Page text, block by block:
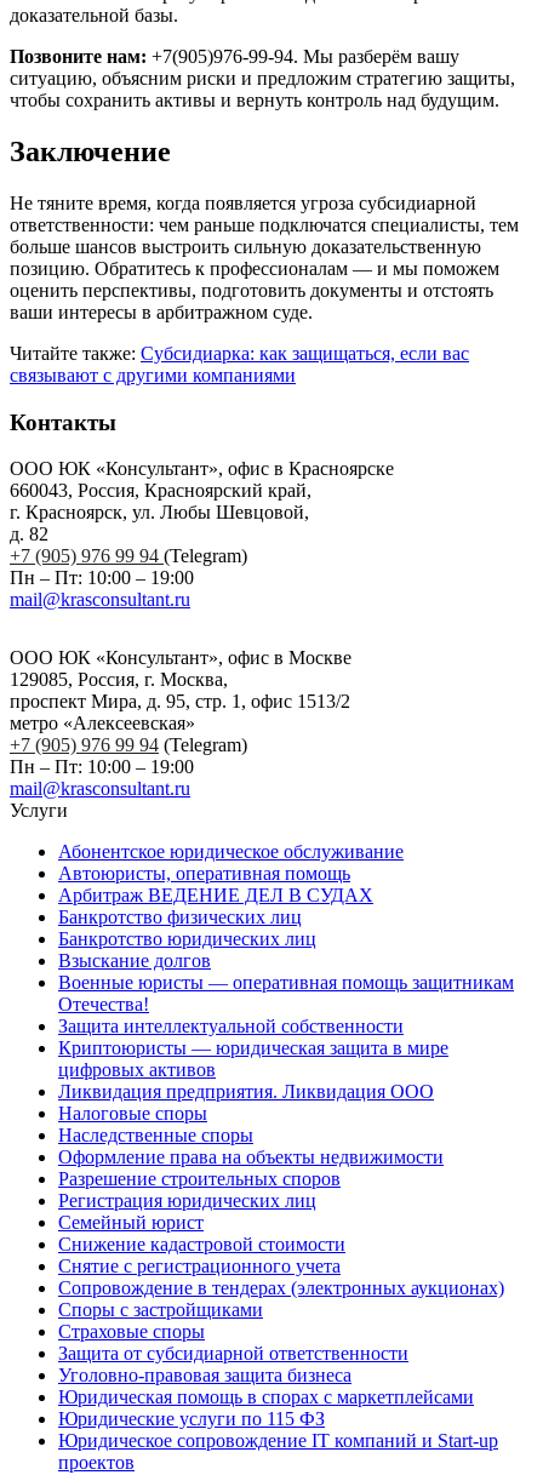
доказательной базы.
Позвоните нам: +7(905)976-99-94. Мы разберём вашу
ситуацию, объясним риски и предложим стратегию защиты,
чтобы сохранить активы и вернуть контроль над будущим.
Заключение
Не тяните время, когда появляется угроза субсидиарной
ответственности: чем раньше подключатся специалисты, тем
больше шансов выстроить сильную доказательственную
позицию. Обратитесь к профессионалам — и мы поможем
оценить перспективы, подготовить документы и отстоять
ваши интересы в арбитражном суде.
Читайте также: Субсидиарка: как защищаться, если вас
связывают с другими компаниями
Контакты
ООО ЮК «Консультант», офис в Красноярске
660043, Россия, Красноярский край,
г. Красноярск, ул. Любы Шевцовой,
д. 82
+7 (905) 976 99 94 (Telegram)
Пн – Пт: 10:00 – 19:00
mail@krasconsultant.ru
ООО ЮК «Консультант», офис в Москве
129085, Россия, г. Москва,
проспект Мира, д. 95, стр. 1, офис 1513/2
метро «Алексеевская»
+7 (905) 976 99 94 (Telegram)
Пн – Пт: 10:00 – 19:00
mail@krasconsultant.ru
Услуги
Абонентское юридическое обслуживание
Автоюристы, оперативная помощь
Арбитраж ВЕДЕНИЕ ДЕЛ В СУДАХ
Банкротство физических лиц
Банкротство юридических лиц
Взыскание долгов
Военные юристы — оперативная помощь защитникам
Отечества!
Защита интеллектуальной собственности
Криптоюристы — юридическая защита в мире
цифровых активов
Ликвидация предприятия. Ликвидация ООО
Налоговые споры
Наследственные споры
Оформление права на объекты недвижимости
Разрешение строительных споров
Регистрация юридических лиц
Семейный юрист
Снижение кадастровой стоимости
Снятие с регистрационного учета
Сопровождение в тендерах (электронных аукционах)
Споры с застройщиками
Страховые споры
Защита от субсидиарной ответственности
Уголовно-правовая защита бизнеса
Юридическая помощь в спорах с маркетплейсами
Юридические услуги по 115 ФЗ
Юридическое сопровождение IT компаний и Start-up
проектов